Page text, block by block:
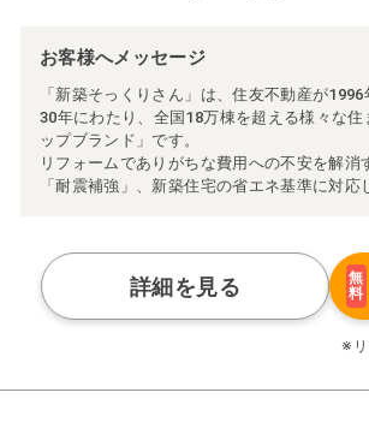
お客様へメッセージ
「新築そっくりさん」は、住友不動産が
30年にわたり、全国18万棟を超える様々な
ップブランド」です。
リフォームでありがちな費用への不安を解
「耐震補強」、新築住宅の省エネ基準に対
られた充実の施工マニュアルや検査体制に
さらに、住友不動産のリフォームならでは
ぜひ、あなたの大切なお住まいの再生を私た
※お客様のご要望による工事内容変更がない
詳細を見る
無
料
※リ